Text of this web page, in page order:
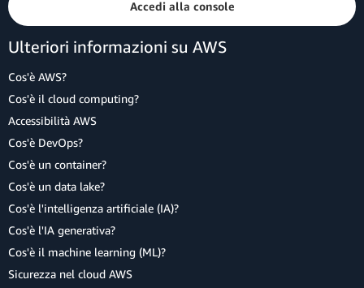
Accedi alla console
Ulteriori informazioni su AWS
Cos'è AWS?
Cos'è il cloud computing?
Accessibilità AWS
Cos'è DevOps?
Cos'è un container?
Cos'è un data lake?
Cos'è l'intelligenza artificiale (IA)?
Cos'è l'IA generativa?
Cos'è il machine learning (ML)?
Sicurezza nel cloud AWS